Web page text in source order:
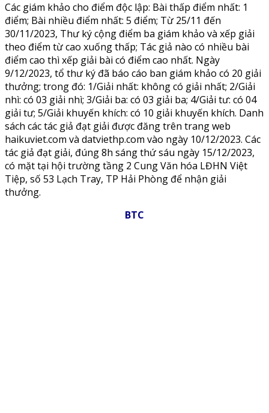
Các giám khảo cho điểm độc lập: Bài thấp điểm nhất: 1
điểm; Bài nhiều điểm nhất: 5 điểm; Từ 25/11 đến
30/11/2023, Thư ký cộng điểm ba giám khảo và xếp giải
theo điểm từ cao xuống thấp; Tác giả nào có nhiều bài
điểm cao thì xếp giải bài có điểm cao nhất. Ngày
9/12/2023, tổ thư ký đã báo cáo ban giám khảo có 20 giải
thưởng; trong đó: 1/Giải nhất: không có giải nhất; 2/Giải
nhì: có 03 giải nhì; 3/Giải ba: có 03 giải ba; 4/Giải tư: có 04
giải tư; 5/Giải khuyến khích: có 10 giải khuyến khích. Danh
sách các tác giả đạt giải được đăng trên trang web
haikuviet.com và datviethp.com vào ngày 10/12/2023. Các
tác giả đạt giải, đúng 8h sáng thứ sáu ngày 15/12/2023,
có mặt tại hội trường tầng 2 Cung Văn hóa LĐHN Việt
Tiệp, số 53 Lạch Tray, TP Hải Phòng để nhận giải
thưởng.
BTC